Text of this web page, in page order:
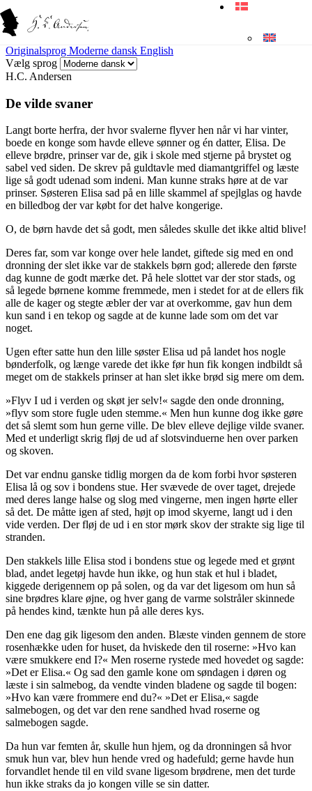
Originalsprog Moderne dansk English
Vælg sprog
H.C. Andersen
De vilde svaner
Langt borte herfra, der hvor svalerne flyver hen når vi har vinter,
boede en konge som havde elleve sønner og én datter, Elisa. De
elleve brødre, prinser var de, gik i skole med stjerne på brystet og
sabel ved siden. De skrev på guldtavle med diamantgriffel og læste
lige så godt udenad som indeni. Man kunne straks høre at de var
prinser. Søsteren Elisa sad på en lille skammel af spejlglas og havde
en billedbog der var købt for det halve kongerige.
O, de børn havde det så godt, men således skulle detikke altid blive!
Deres far, som var konge over hele landet, giftede sig med en ond
dronning der slet ikke var de stakkels børn god; allerede den første
dag kunne de godt mærke det. På hele slottet var der stor stads, og
så legede børnene komme fremmede, men i stedet for at de ellers fik
alle de kager og stegte æbler dervar at overkomme, gav hun dem
kun sand i en tekop og sagde at de kunne lade som om det var
noget.
Ugen efter satte hun den lille søster Elisa ud på landet hos nogle
bønderfolk, og længe varede det ikke før hun fik kongen indbildt så
meget om de stakkels prinser at han slet ikke brød sig mere om dem.
»Flyv I ud i verden og skøtjer selv!« sagde den onde dronning,
»flyv som store fugle uden stemme.« Men hun kunne dog ikke gøre
det så slemt som hun gerne ville. De blev elleve dejlige vilde svaner.
Med et underligt skrig fløj de ud af slotsvinduerne hen over parken
og skoven.
Det var endnu ganske tidlig morgen da de kom forbi hvor søsteren
Elisa lå og sov i bondens stue. Her svævede de over taget, drejede
med deres lange halse og slog med vingerne, men ingen hørte eller
så det. De måtte igen af sted, højt op imod skyerne, langt ud i den
vide verden. Der fløj de ud i en stor mørk skov der strakte sig lige til
stranden.
Den stakkels lille Elisa stod i bondens stue og legede med et grønt
blad, andet legetøj havde hun ikke, og hun stak et hul i bladet,
kiggede derigennem op på solen, og da var det ligesom om hun så
sine brødres klare øjne, og hver gang de varme solstråler skinnede
på hendes kind, tænkte hun på alle deres kys.
Den ene dag gik ligesom den anden. Blæste vinden gennem de store
rosenhække uden for huset, da hviskede den til roserne: »Hvo kan
være smukkere end I?« Men roserne rystede med hovedet og sagde:
»Det er Elisa.« Og sad den gamle kone om søndagen i døren og
læste i sin salmebog, da vendte vinden bladene og sagde til bogen:
»Hvo kan være frommere end du?« »Det er Elisa,« sagde
salmebogen, og det var den rene sandhed hvad roserne og
salmebogen sagde.
Da hun var femten år, skulle hun hjem, og da dronningen så hvor
smuk hun var, blev hun hende vred og hadefuld; gerne havde hun
forvandlet hende til en vild svane ligesom brødrene, men det turde
hun ikke straks da jo kongen ville se sin datter.